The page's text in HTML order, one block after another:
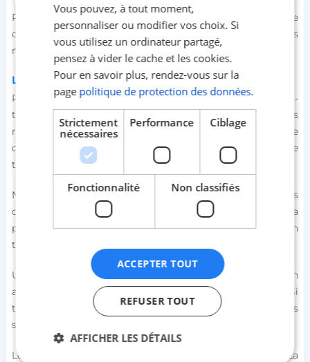
Petit geste à adopter : lorsque tu éternues, fait-le dans le
creux de ton coude et utilise le plus souvent possible des
mouchoirs jetables.
L’hygiène des oreilles
Pour un nettoyage sans danger évite d’utiliser les cotons-
tiges. Ils ont peut-être la forme idéale pour le faire, mais
restent dangereux. Un coton-tige peut pousser l’excès de
cérumen à l’intérieur de l’oreille et provoquer une perte
temporaire de l’ouïe.
N’essaye pas non plus d'extraire le cérumen en utilisant des
cure-dents, des crayons ou tout autre objet pointu. Cela
pourrait provoquerune otiteou, pire encore, perforer ton
tympan.
Utilise un simple mouchoir en papier autour de ton
auriculaire pour essuyer l’entrée de ton conduit auditif. Si
tu as un excès de cérumen dérangeant, tourne-toi vers des
sprays nettoyants vendus en pharmacie.
Le nettoyage des oreilles n'est pas limité à l'intérieur. La
Vous pouvez, à tout moment,
personnaliser ou modifier vos choix. Si
vous utilisez un ordinateur partagé,
pensez à vider le cache et les cookies.
Pour en savoir plus, rendez-vous sur la
page politique de protection des données.
Strictement
nécessaires
Performance Ciblage
Fonctionnalité Non classifiés
ACCEPTER TOUT
REFUSER TOUT
AFFICHER LES DÉTAILS